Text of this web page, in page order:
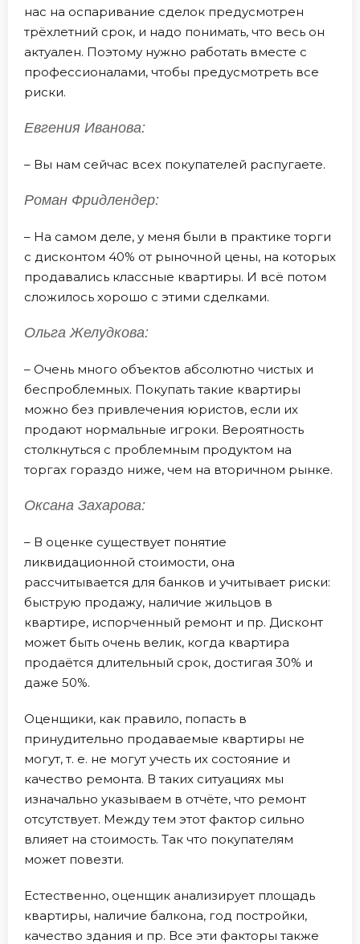
нас на оспаривание сделок предусмотрен
трёхлетний срок, и надо понимать, что весь он
актуален. Поэтому нужно работать вместе с
профессионалами, чтобы предусмотреть все
риски.
Евгения Иванова:
– Вы нам сейчас всех покупателей распугаете.
Роман Фридлендер:
– На самом деле, у меня были в практике торги
с дисконтом 40% от рыночной цены, на которых
продавались классные квартиры. И всё потом
сложилось хорошо с этими сделками.
Ольга Желудкова:
– Очень много объектов абсолютно чистых и
беспроблемных. Покупать такие квартиры
можно без привлечения юристов, если их
продают нормальные игроки. Вероятность
столкнуться с проблемным продуктом на
торгах гораздо ниже, чем на вторичном рынке.
Оксана Захарова:
– В оценке существует понятие
ликвидационной стоимости, она
рассчитывается для банков и учитывает риски:
быструю продажу, наличие жильцов в
квартире, испорченный ремонт и пр. Дисконт
может быть очень велик, когда квартира
продаётся длительный срок, достигая 30% и
даже 50%.
Оценщики, как правило, попасть в
принудительно продаваемые квартиры не
могут, т. е. не могут учесть их состояние и
качество ремонта. В таких ситуациях мы
изначально указываем в отчёте, что ремонт
отсутствует. Между тем этот фактор сильно
влияет на стоимость. Так что покупателям
может повезти.
Естественно, оценщик анализирует площадь
квартиры, наличие балкона, год постройки,
качество здания и пр. Все эти факторы также